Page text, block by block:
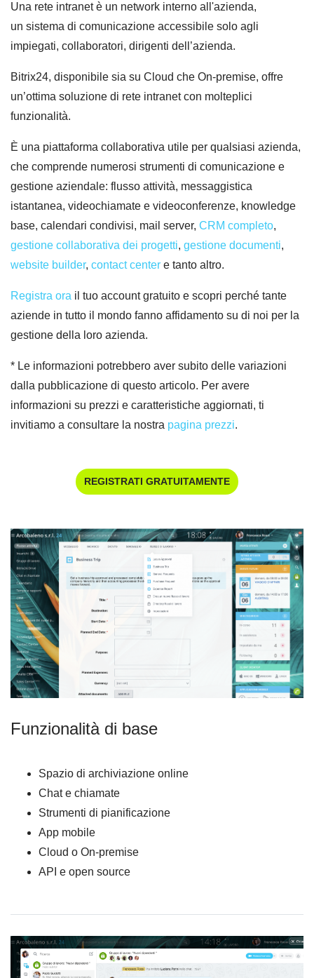
Una rete intranet è un network interno all'azienda,
un sistema di comunicazione accessibile solo agli
impiegati, collaboratori, dirigenti dell’azienda.
Bitrix24, disponibile sia su Cloud che On-premise, offre
un’ottima soluzione di rete intranet con molteplici
funzionalità.
È una piattaforma collaborativa utile per qualsiasi azienda,
che comprende numerosi strumenti di comunicazione e
gestione aziendale: flusso attività, messaggistica
istantanea, videochiamate e videoconferenze, knowledge
base, calendari condivisi, mail server, CRM completo,
gestione collaborativa dei progetti, gestione documenti,
website builder, contact center e tanto altro.
Registra ora il tuo account gratuito e scopri perché tante
aziende in tutto il mondo fanno affidamento su di noi per la
gestione della loro azienda.
* Le informazioni potrebbero aver subito delle variazioni
dalla pubblicazione di questo articolo. Per avere
informazioni su prezzi e caratteristiche aggiornati, ti
invitiamo a consultare la nostra pagina prezzi.
REGISTRATI GRATUITAMENTE
Funzionalità di base
Spazio di archiviazione online
Chat e chiamate
Strumenti di pianificazione
App mobile
Cloud o On-premise
API e open source